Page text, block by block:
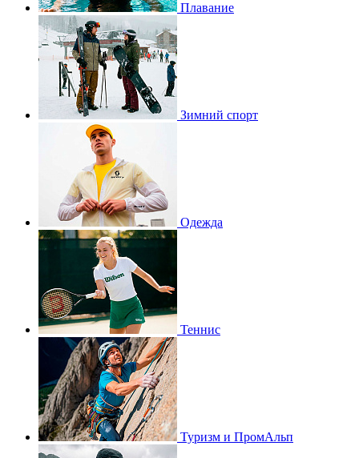
Плавание
Зимний спорт
Одежда
Теннис
Туризм и ПромАльп